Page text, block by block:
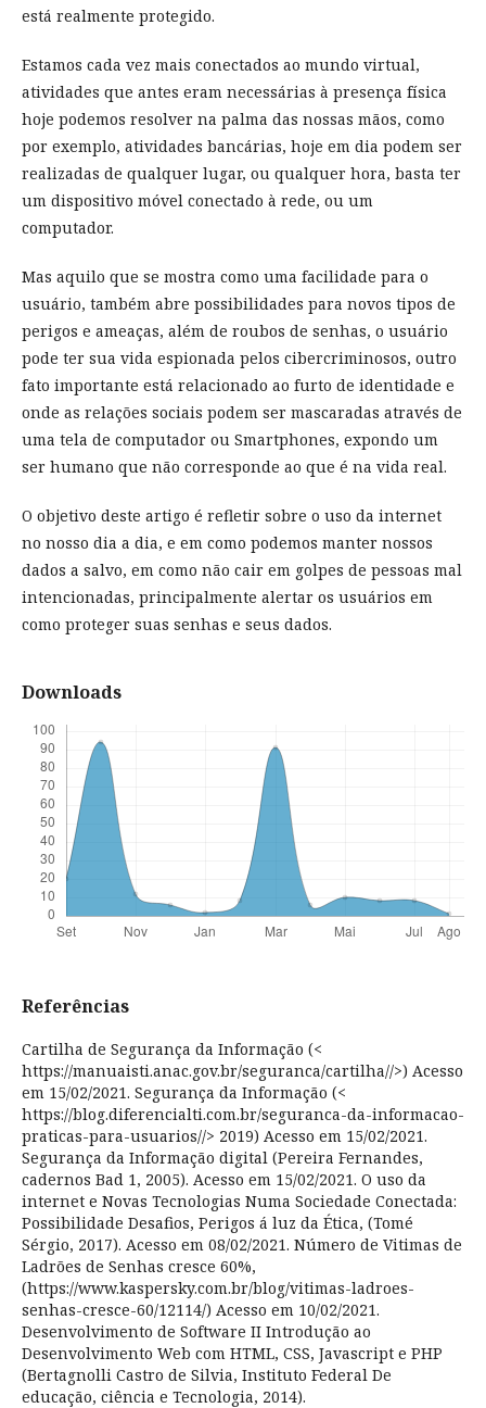
está realmente protegido.
Estamos cada vez mais conectados ao mundo virtual,
atividades que antes eram necessárias à presença física
hoje podemos resolver na palma das nossas mãos, como
por exemplo, atividades bancárias, hoje em dia podem ser
realizadas de qualquer lugar, ou qualquer hora, basta ter
um dispositivo móvel conectado à rede, ou um
computador.
Mas aquilo que se mostra como uma facilidade para o
usuário, também abre possibilidades para novos tipos de
perigos e ameaças, além de roubos de senhas, o usuário
pode ter sua vida espionada pelos cibercriminosos, outro
fato importante está relacionado ao furto de identidade e
onde as relações sociais podem ser mascaradas através de
uma tela de computador ou Smartphones, expondo um
ser humano que não corresponde ao que é na vida real.
O objetivo deste artigo é refletir sobre o uso da internet
no nosso dia a dia, e em como podemos manter nossos
dados a salvo, em como não cair em golpes de pessoas mal
intencionadas, principalmente alertar os usuários em
como proteger suas senhas e seus dados.
Downloads
Referências
Cartilha de Segurança da Informação (<
https://manuaisti.anac.gov.br/seguranca/cartilha//>) Acesso
em 15/02/2021. Segurança da Informação (<
https://blog.diferencialti.com.br/seguranca-da-informacao-
praticas-para-usuarios//> 2019) Acesso em 15/02/2021.
Segurança da Informação digital (Pereira Fernandes,
cadernos Bad 1, 2005). Acesso em 15/02/2021. O uso da
internet e Novas Tecnologias Numa Sociedade Conectada:
Possibilidade Desafios, Perigos á luz da Ética, (Tomé
Sérgio, 2017). Acesso em 08/02/2021. Número de Vitimas de
Ladrões de Senhas cresce 60%,
(https://www.kaspersky.com.br/blog/vitimas-ladroes-
senhas-cresce-60/12114/) Acesso em 10/02/2021.
Desenvolvimento de Software II Introdução ao
Desenvolvimento Web com HTML, CSS, Javascript e PHP
(Bertagnolli Castro de Silvia, Instituto Federal De
educação, ciência e Tecnologia, 2014).